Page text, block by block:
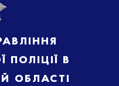
в
області